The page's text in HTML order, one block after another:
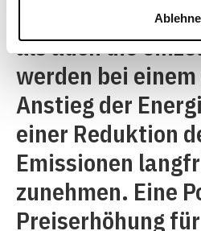
Sowohl der
als auch die
werden bei
Anstieg der
einer Reduktion
Emissionen
zunehmen. Eine
Preiserhöhung